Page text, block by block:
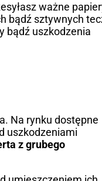
ważne
bądź sztywnych
bądź uszkodzenia
Na rynku dostępne
uszkodzeniami
z grubego